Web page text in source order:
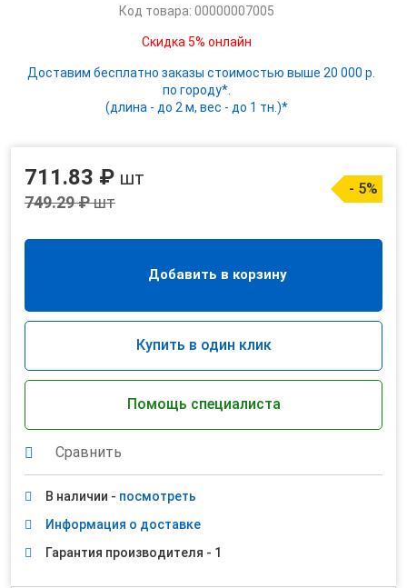
Код товара: 00000007005
Скидка 5% онлайн
Доставим бесплатно заказы стоимостью выше 20 000 р.
по городу*.
(длина - до 2 м, вес - до 1 тн.)*
711.83 ₽ шт
749.29 ₽шт
- 5%
Добавить в корзину
Купить в один клик
Помощь специалиста
Сравнить
В наличии - посмотреть
Информация о доставке
Гарантия производителя - 1